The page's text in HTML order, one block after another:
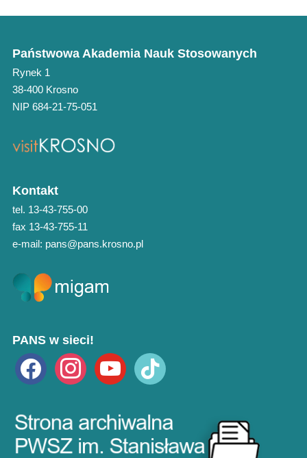
Państwowa Akademia Nauk Stosowanych
Rynek 1
38-400 Krosno
NIP 684-21-75-051
Kontakt
tel. 13-43-755-00
fax 13-43-755-11
e-mail: pans@pans.krosno.pl
PANS w sieci!
facebook instagramyoutube tiktok